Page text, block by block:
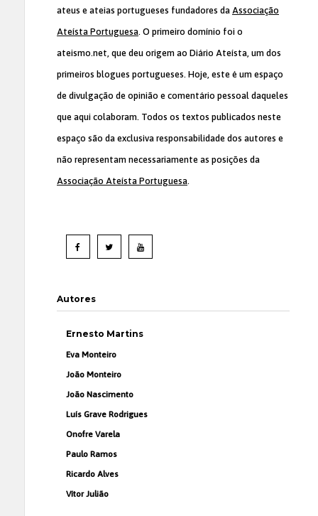
ateus e ateias portugueses fundadores da Associação
Ateísta Portuguesa. O primeiro domínio foi o
ateismo.net, que deu origem ao Diário Ateísta, um dos
primeiros blogues portugueses. Hoje, este é um espaço
de divulgação de opinião e comentário pessoal daqueles
que aqui colaboram. Todos os textos publicados neste
espaço são da exclusiva responsabilidade dos autores e
não representam necessariamente as posições da
Associação Ateísta Portuguesa.
Autores
Ernesto Martins
Eva Monteiro
João Monteiro
João Nascimento
Luís Grave Rodrigues
Onofre Varela
Paulo Ramos
Ricardo Alves
Vítor Julião